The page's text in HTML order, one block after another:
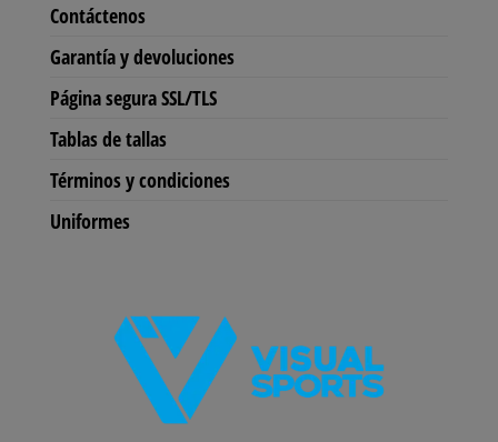
Contáctenos
Garantía y devoluciones
Página segura SSL/TLS
Tablas de tallas
Términos y condiciones
Uniformes